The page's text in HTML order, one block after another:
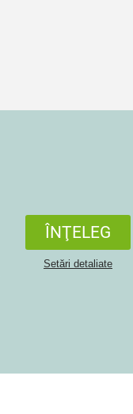
ÎNŢELEG
Setări detaliate